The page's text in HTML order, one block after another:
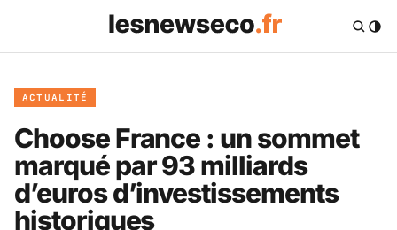
ACTUALITÉ
Choose France : un sommet
marqué par 93 milliards
d’euros d’investissements
historiques